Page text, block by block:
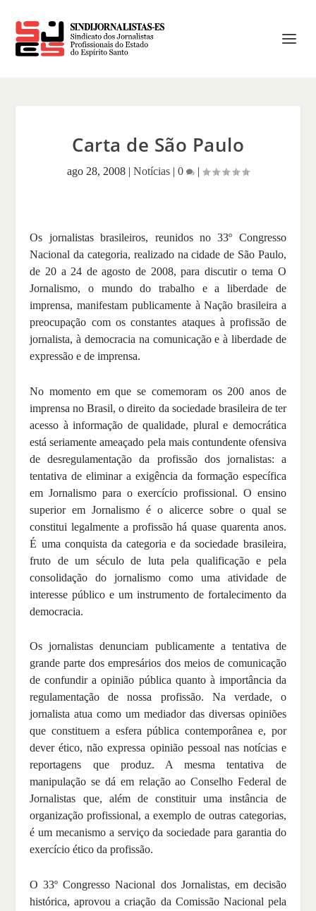
Carta de São Paulo
ago 28, 2008 | Notícias | 0 |
Os jornalistas brasileiros, reunidos no 33º Congresso
Nacional da categoria, realizado na cidade de São Paulo,
de 20 a 24 de agosto de 2008, para discutir o tema O
Jornalismo, o mundo do trabalho e a liberdade de
imprensa, manifestam publicamente à Nação brasileira a
preocupação com os constantes ataques à profissão de
jornalista, à democracia na comunicação e à liberdade de
expressão e de imprensa.
No momento em que se comemoram os 200 anos de
imprensa no Brasil, o direito da sociedade brasileira de ter
acesso à informação de qualidade, plural e democrática
está seriamente ameaçado pela mais contundente ofensiva
de desregulamentação da profissão dos jornalistas: a
tentativa de eliminar a exigência da formação específica
em Jornalismo para o exercício profissional. O ensino
superior em Jornalismo é o alicerce sobre o qual se
constitui legalmente a profissão há quase quarenta anos.
É uma conquista da categoria e da sociedade brasileira,
fruto de um século de luta pela qualificação e pela
consolidação do jornalismo como uma atividade de
interesse público e um instrumento de fortalecimento da
democracia.
Os jornalistas denunciam publicamente a tentativa de
grande parte dos empresários dos meios de comunicação
de confundir a opinião pública quanto à importância da
regulamentação de nossa profissão. Na verdade, o
jornalista atua como um mediador das diversas opiniões
que constituem a esfera pública contemporânea e, por
dever ético, não expressa opinião pessoal nas notícias e
reportagens que produz. A mesma tentativa de
manipulação se dá em relação ao Conselho Federal de
Jornalistas que, além de constituir uma instância de
organização profissional, a exemplo de outras categorias,
é um mecanismo a serviço da sociedade para garantia do
exercício ético da profissão.
O 33º Congresso Nacional dos Jornalistas, em decisão
histórica, aprovou a criação da Comissão Nacional pela